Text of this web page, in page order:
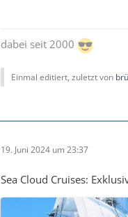
dabei seit 2000
Einmal editiert, zuletzt von
19. Juni 2024 um 23:37
Sea Cloud Cruises: